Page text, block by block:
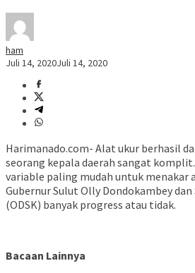
ham
Juli 14, 2020Juli 14, 2020
Harimanado.com- Alat ukur berhasil
seorang kepala daerah sangat
variable paling mudah untuk menakar
Gubernur Sulut Olly Dondokambey
(ODSK) banyak progress atau tidak.
Bacaan Lainnya